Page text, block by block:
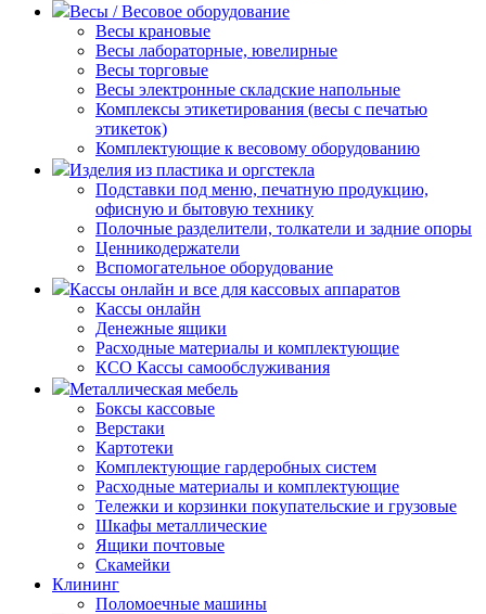
Весы / Весовое оборудование
Весы крановые
Весы лабораторные, ювелирные
Весы торговые
Весы электронные складские напольные
Комплексы этикетирования (весы с печатью
этикеток)
Комплектующие к весовому оборудованию
Изделия из пластика и оргстекла
Подставки под меню, печатную продукцию,
офисную и бытовую технику
Полочные разделители, толкатели и задние опоры
Ценникодержатели
Вспомогательное оборудование
Кассы онлайн и все для кассовых аппаратов
Кассы онлайн
Денежные ящики
Расходные материалы и комплектующие
КСО Кассы самообслуживания
Металлическая мебель
Боксы кассовые
Верстаки
Картотеки
Комплектующие гардеробных систем
Расходные материалы и комплектующие
Тележки и корзинки покупательские и грузовые
Шкафы металлические
Ящики почтовые
Скамейки
Клининг
Поломоечные машины